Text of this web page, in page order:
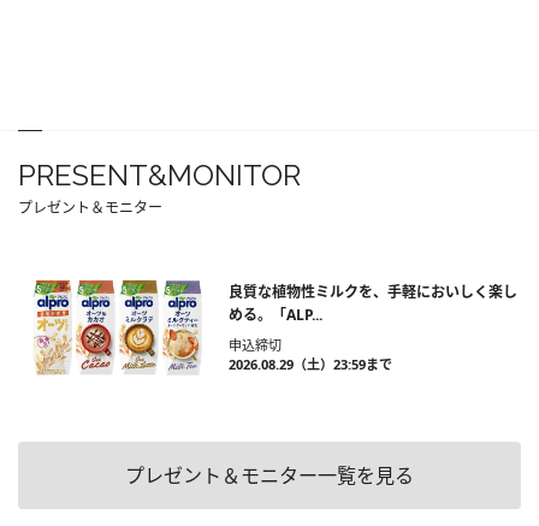
PRESENT&MONITOR
プレゼント＆モニター
良質な植物性ミルクを、手軽においしく楽し
める。「ALP...
申込締切
2026.08.29（土）23:59まで
プレゼント＆モニター一覧を見る